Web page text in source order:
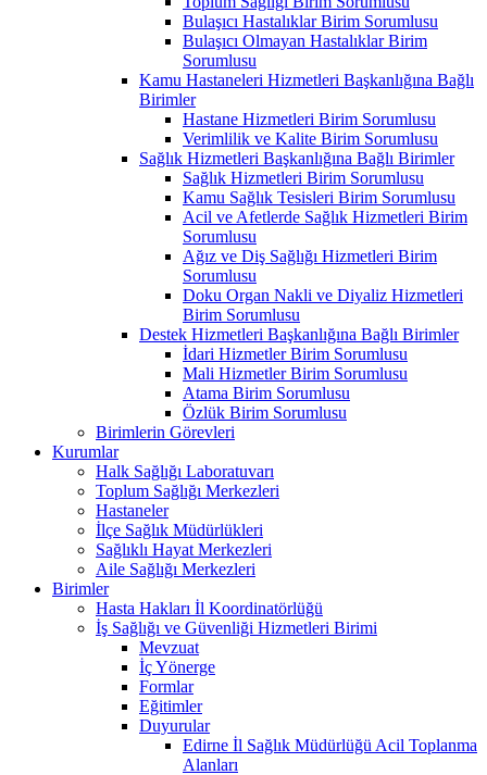
Bulaşıcı Hastalıklar Birim Sorumlusu
Bulaşıcı Olmayan Hastalıklar Birim
Sorumlusu
Kamu Hastaneleri Hizmetleri Başkanlığına Bağlı
Birimler
Hastane Hizmetleri Birim Sorumlusu
Verimlilik ve Kalite Birim Sorumlusu
Sağlık Hizmetleri Başkanlığına Bağlı Birimler
Sağlık Hizmetleri Birim Sorumlusu
Kamu Sağlık Tesisleri Birim Sorumlusu
Acil ve Afetlerde Sağlık Hizmetleri Birim
Sorumlusu
Ağız ve Diş Sağlığı Hizmetleri Birim
Sorumlusu
Doku Organ Nakli ve Diyaliz Hizmetleri
Birim Sorumlusu
Destek Hizmetleri Başkanlığına Bağlı Birimler
İdari Hizmetler Birim Sorumlusu
Mali Hizmetler Birim Sorumlusu
Atama Birim Sorumlusu
Özlük Birim Sorumlusu
Birimlerin Görevleri
Kurumlar
Halk Sağlığı Laboratuvarı
Toplum Sağlığı Merkezleri
Hastaneler
İlçe Sağlık Müdürlükleri
Sağlıklı Hayat Merkezleri
Aile Sağlığı Merkezleri
Birimler
Hasta Hakları İl Koordinatörlüğü
İş Sağlığı ve Güvenliği Hizmetleri Birimi
Mevzuat
İç Yönerge
Formlar
Eğitimler
Duyurular
Edirne İl Sağlık Müdürlüğü Acil Toplanma
Alanları